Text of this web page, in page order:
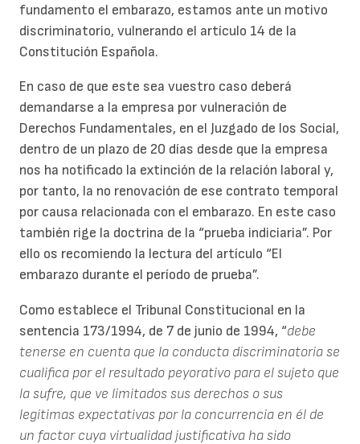
fundamento el embarazo, estamos ante un motivo
discriminatorio, vulnerando el artículo 14 de la
Constitución Española.
En caso de que este sea vuestro caso deberá
demandarse a la empresa por vulneración de
Derechos Fundamentales, en el Juzgado de los Social,
dentro de un plazo de 20 días desde que la empresa
nos ha notificado la extinción de la relación laboral y,
por tanto, la no renovación de ese contrato temporal
por causa relacionada con el embarazo. En este caso
también rige la doctrina de la “prueba indiciaria”. Por
ello os recomiendo la lectura del artículo “El
embarazo durante el período de prueba”.
Como establece el Tribunal Constitucional en la
sentencia 173/1994, de 7 de junio de 1994, “debe
tenerse en cuenta que la conducta discriminatoria se
cualifica por el resultado peyorativo para el sujeto que
la sufre, que ve limitados sus derechos o sus
legítimas expectativas por la concurrencia en él de
un factor cuya virtualidad justificativa ha sido